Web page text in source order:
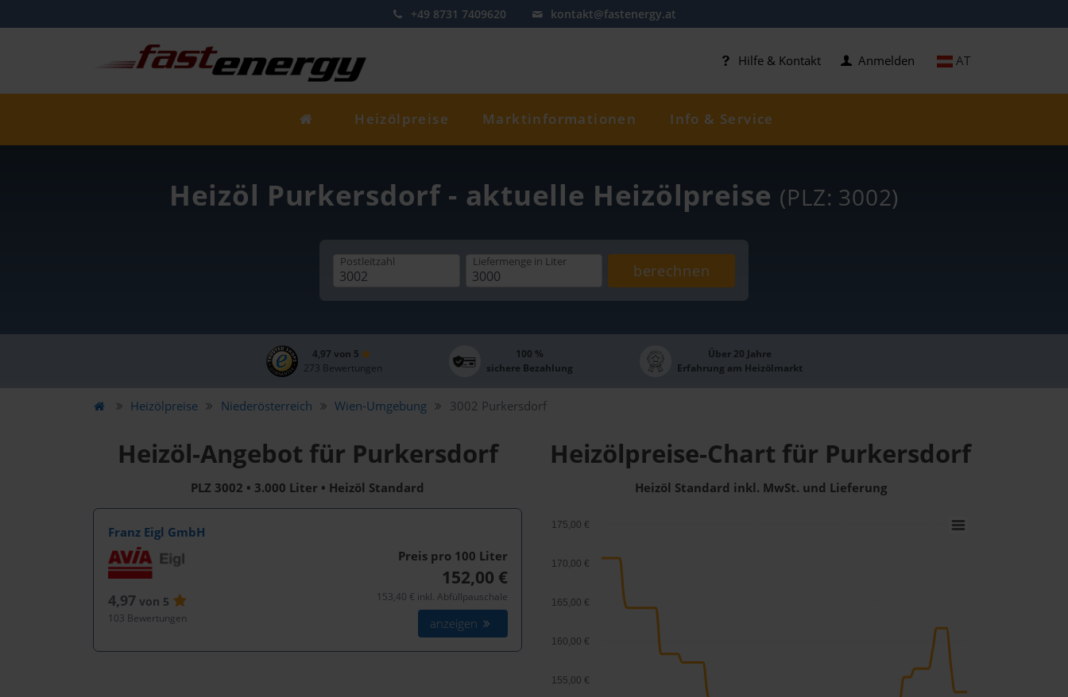
+49 8731 7409620 kontakt@fastenergy.at
AT
Hilfe & Kontakt Anmelden
Heizölpreise Marktinformationen Info & Service
Heizöl Purkersdorf - aktuelle Heizölpreise (PLZ: 3002)
Postleitzahl Liefermenge in Liter berechnen
4,97 von 5
273 Bewertungen
100 %
sichere Bezahlung
Über 20 Jahre
Erfahrung am Heizölmarkt
Heizölpreise Niederösterreich Wien-Umgebung 3002 Purkersdorf
Heizöl-Angebot für Purkersdorf
PLZ 3002 • 3.000 Liter • Heizöl Standard
Franz Eigl GmbH
4,97von 5
103 Bewertungen
Preis pro 100 Liter
152,00 €
153,40 € inkl. Abfüllpauschale
anzeigen
Heizölpreise-Chart für Purkersdorf
Heizöl Standard inkl. MwSt. und Lieferung
155,00 €
160,00 €
165,00 €
170,00 €
175,00 €